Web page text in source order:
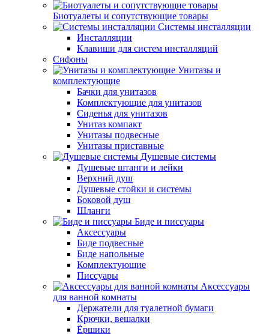
Биотуалеты и сопутствующие товары
Системы инсталляции
Инсталляции
Клавиши для систем инсталляций
Сифоны
Унитазы и
комплектующие
Бачки для унитазов
Комплектующие для унитазов
Сиденья для унитазов
Унитаз компакт
Унитазы подвесные
Унитазы приставные
Душевые системы
Душевые штанги и лейки
Верхний душ
Душевые стойки и системы
Боковой душ
Шланги
Биде и писсуары
Аксессуары
Биде подвесные
Биде напольные
Комплектующие
Писсуары
Аксессуары
для ванной комнаты
Держатели для туалетной бумаги
Крючки, вешалки
Ёршики